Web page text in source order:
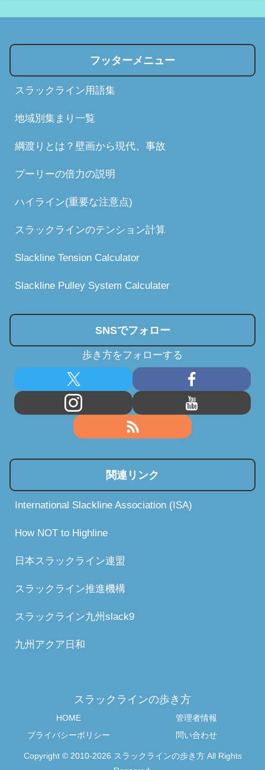
フッターメニュー
スラックライン用語集
地域別集まり一覧
綱渡りとは？壁画から現代、事故
プーリーの倍力の説明
ハイライン(重要な注意点)
スラックラインのテンション計算
Slackline Tension Calculator
Slackline Pulley System Calculater
SNSでフォロー
歩き方をフォローする
関連リンク
International Slackline Association (ISA)
How NOT to Highline
日本スラックライン連盟
スラックライン推進機構
スラックライン九州slack9
九州アクア日和
スラックラインの歩き方
HOME
管理者情報
プライバシーポリシー
問い合わせ
Copyright © 2010-2026 スラックラインの歩き方 All Rights